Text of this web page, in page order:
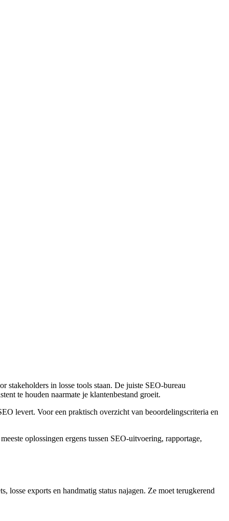
stakeholders in losse tools staan. De juiste SEO-bureau
te houden naarmate je klantenbestand groeit.
levert. Voor een praktisch overzicht van beoordelingscriteria en
oplossingen ergens tussen SEO-uitvoering, rapportage,
losse exports en handmatig status najagen. Ze moet terugkerend